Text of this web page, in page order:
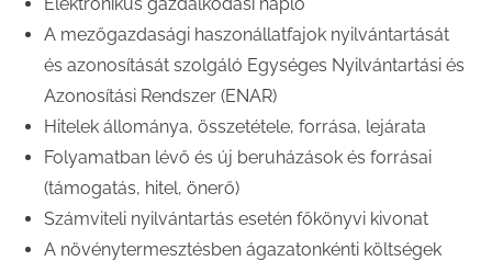
A mezőgazdasági haszonállatfajok nyilvántartását
és azonosítását szolgáló Egységes Nyilvántartási és
Azonosítási Rendszer (ENAR)
Hitelek állománya, összetétele, forrása, lejárata
Folyamatban lévő és új beruházások és forrásai
(támogatás, hitel, önerő)
Számviteli nyilvántartás esetén főkönyvi kivonat
A növénytermesztésben ágazatonkénti költségek